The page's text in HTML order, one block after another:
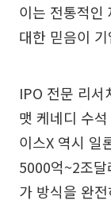
이는 전통적인
대한 믿음이
IPO 전문 리서
맷 케네디 수
이스X 역시 일
5000억~2조달
가 방식을 완